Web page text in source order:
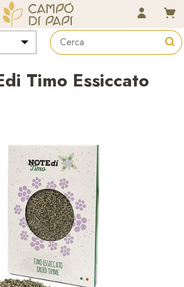
Timo Essiccato